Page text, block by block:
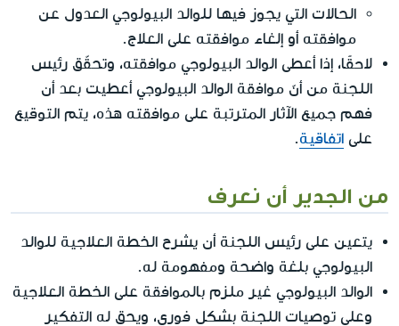
الحالات التي يجوز فيها للوالد البيولوجي العدول عن
موافقته أو إلغاء موافقته على العلاج.
لاحقًا، إذا أعطى الوالد البيولوجي موافقته، وتحقّق رئيس
اللجنة من أنّ موافقة الوالد البيولوجي أعطيت بعد أن
فهم جميع الآثار المترتبة على موافقته هذه، يتم التوقيع
على اتفاقية.
من الجدير أن نعرف
يتعين على رئيس اللجنة أن يشرح الخطة العلاجية للوالد
البيولوجي بلغة واضحة ومفهومة له.
الوالد البيولوجي غير ملزم بالموافقة على الخطة العلاجية
وعلى توصيات اللجنة بشكل فوري، ويحق له التفكير